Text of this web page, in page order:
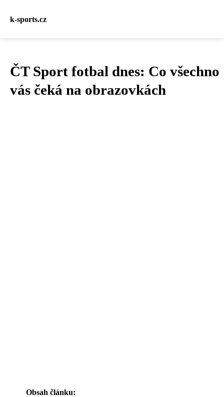
k-sports.cz
ČT Sport fotbal dnes: Co všechno
vás čeká na obrazovkách
Obsah článku: